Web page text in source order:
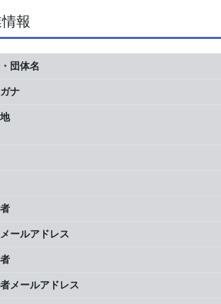
報
団体名
ナ
ールアドレス
メールアドレス